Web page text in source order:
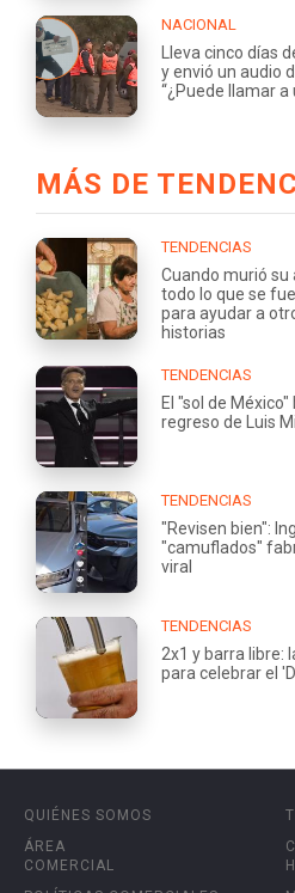
NACIONAL
Lleva cinco días
y envió un audio
“¿Puede llamar a
MÁS DE
TENDENCIAS
Cuando murió su
todo lo que se
para ayudar a
historias
TENDENCIAS
El "sol de
regreso de Luis
TENDENCIAS
"Revisen bien":
"camuflados"
viral
TENDENCIAS
2x1 y barra libre:
para celebrar el
QUIÉNES SOMOS
ÁREA
COMERCIAL